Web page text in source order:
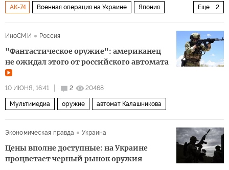
Еще 2
АК-74 Военная операция на Украине Япония
ИноСМИ
Россия
"Фантастическое оружие": американец
не ожидал этого от российского автомата
10 ИЮНЯ, 16:41 2 20468
Мультимедиа оружие автомат Калашникова
Экономическая правда Украина
Цены вполне доступные: на Украине
процветает черный рынок оружия